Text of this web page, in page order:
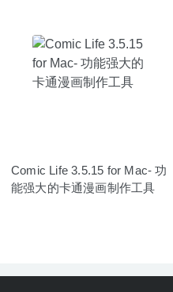
Comic Life 3.5.15 for Mac- 功
能强大的卡通漫画制作工具